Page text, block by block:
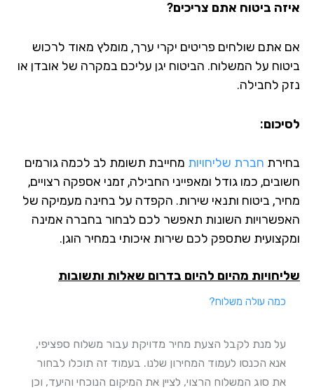
ביטוח אתם צריכים?
אתם שולחים פריטים יקרי ערך, מומלץ מאוד לרכוש
על המשלוח. הביטוח יגן עליכם במקרה של אובדן או
לחבילה.
חברת שליחויותמחייבת תשומת לב לכמה גורמים
כמו גודל ומאפייני החבילה, זמני אספקה רצויים,
ביטוח ותנאי שירות. הקפדה על בחינה מעמיקה של
השונות תאפשר לכם לבחור בחברה אמינה
שתספק לכם שירות איכותי במחיר הוגן.
מהיום להיום בדרום שאלות ותשובות
כמה עולה משלוח?
על מנת לקבל הצעת מחיר מדויקת עבור משלוח ספציפי,
אנא הכנסו לעמוד המחירון שלנו. בעמוד זה תוכלו לבחור
את סוג המשלוח הרצוי, לציין את המיקום הנוכחי והיעד, וכן